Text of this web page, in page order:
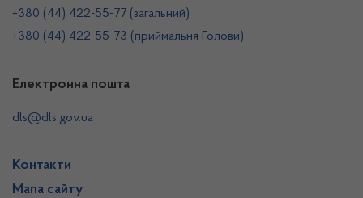
+380 (44) 422-55-77 (загальний)
+380 (44) 422-55-73 (приймальня Голови)
Електронна пошта
dls@dls.gov.ua
Контакти
Мапа сайту